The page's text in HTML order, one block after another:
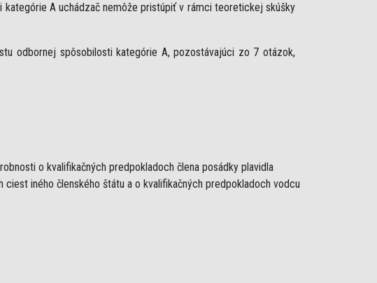
A uchádzač nemôže pristúpiť v rámci teoretickej skúšky
odbornej spôsobilosti kategórie A, pozostávajúci zo 7 otázok,
o kvalifikačných predpokladoch člena posádky plavidla
iného členského štátu a o kvalifikačných predpokladoch vodcu